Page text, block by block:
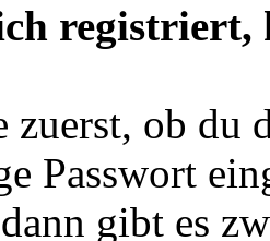
zuerst, ob du
Passwort
gibt es